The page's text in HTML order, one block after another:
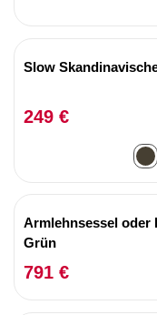
Slow
249 €
Armlehnsessel oder
Grün
791 €